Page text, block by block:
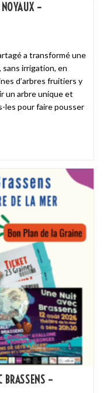
NOYAUX –
a transformé une
irrigation, en
d’arbres fruitiers y
un arbre unique et
les pour faire pousser
BRASSENS –